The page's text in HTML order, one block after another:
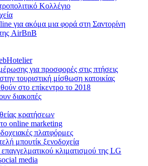
Κολλέγιο
για ακόμα μια φορά στη Σαντορίνη
AirBnB
για προσφορές στις πτήσεις
τουριστική μίσθωση κατοικίας
στο επίκεντρο το 2018
διακοπές
κρατήσεων
το online marketing
πλατφόρμες
μπουτίκ ξενοδοχεία
κλιματισμού της LG
media